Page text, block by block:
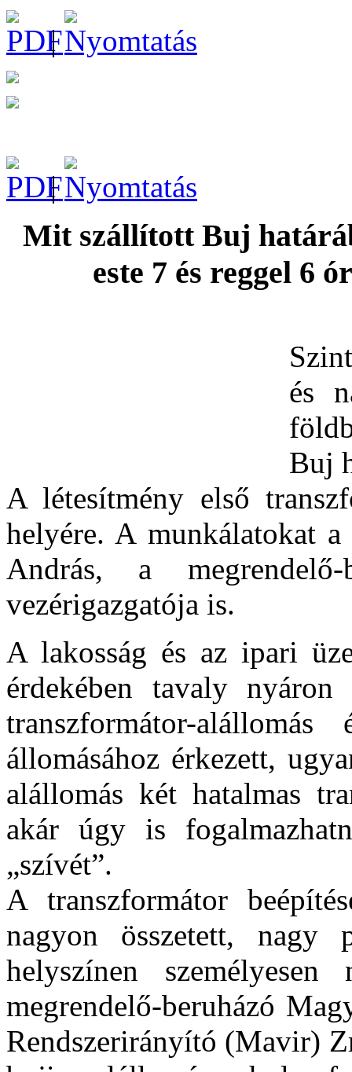
|
|
Mit szállított Buj
este 7 és reggel 6
és
Buj
A létesítmény első
helyére. A munkálatokat
András, a
vezérigazgatója is.
A lakosság és az ipari
érdekében tavaly
transzformátor-
állomásához érkezett,
alállomás két hatalmas
akár úgy is
„szívét”.
A transzformátor
nagyon összetett, nagy
helyszínen
megrendelő-beruházó
Rendszerirányító (Mavir)